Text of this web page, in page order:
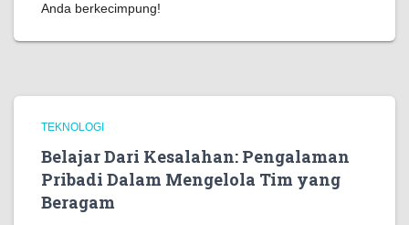
Anda berkecimpung!
TEKNOLOGI
Belajar Dari Kesalahan: Pengalaman
Pribadi Dalam Mengelola Tim yang
Beragam